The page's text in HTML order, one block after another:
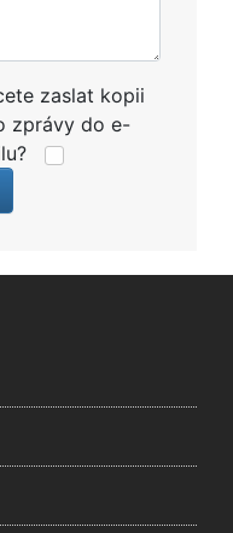
zaslat kopii
zprávy do e-